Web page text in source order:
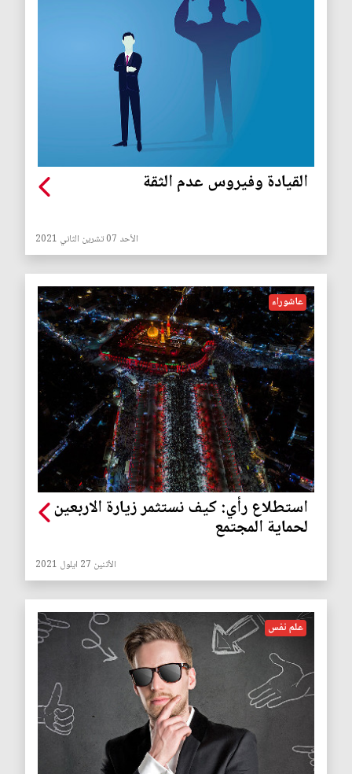
القيادة وفيروس عدم الثقة
الأحد 07 تشرين الثاني 2021
عاشوراء
استطلاع رأي: كيف نستثمر زيارة الاربعين
لحماية المجتمع
الأثنين 27 ايلول 2021
علم نفس